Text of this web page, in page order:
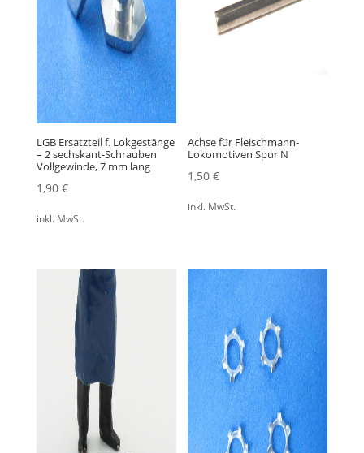
LGB Ersatzteil f. Lokgestänge
– 2 sechskant-Schrauben
Vollgewinde, 7 mm lang
1,90 €
inkl. MwSt.
Achse für Fleischmann-
Lokomotiven Spur N
1,50€
inkl. MwSt.